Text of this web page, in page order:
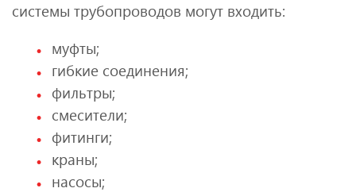
системы трубопроводов могут входить:
муфты;
гибкие соединения;
фильтры;
смесители;
фитинги;
краны;
насосы;